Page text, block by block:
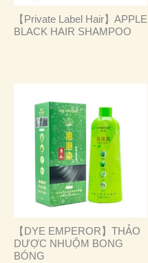
【Private Label Hair】APPLE
BLACK HAIR SHAMPOO
【DYE EMPEROR】THẢO
DƯỢC NHUỘM BONG
BÓNG